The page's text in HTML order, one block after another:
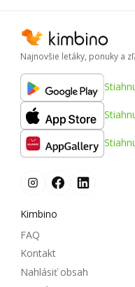
Najnovšie letáky, ponuky a
Kimbino
FAQ
Kontakt
Nahlásiť obsah